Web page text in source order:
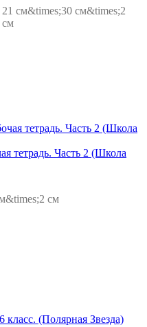
21 см&times;30 см&times;2
см
тетрадь. Часть 2 (Школа
см